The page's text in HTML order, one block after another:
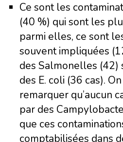
Ce sont les
(40 %) qui sont les
parmi elles, ce sont
souvent impliquées
des Salmonelles (42)
des E. coli (36 cas).
remarquer qu’aucun
par des
que ces
comptabilisées dans